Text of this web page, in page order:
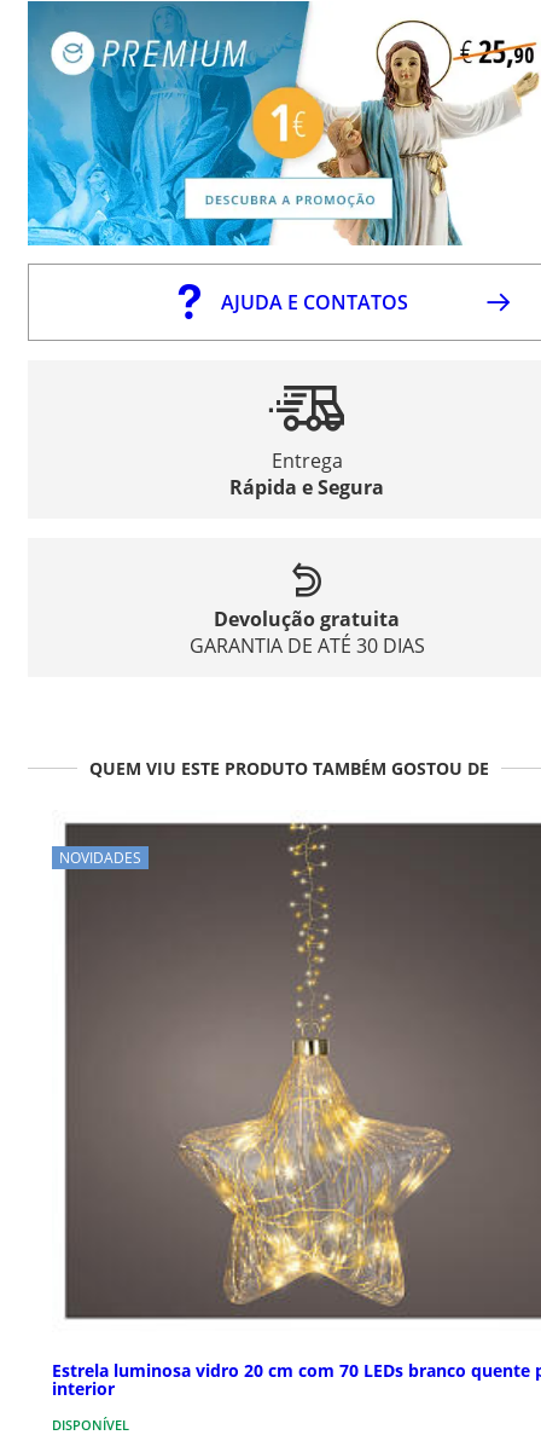
AJUDA E CONTATOS
Entrega
Rápida e Segura
Devolução gratuita
GARANTIA DE ATÉ 30 DIAS
QUEM VIU ESTE PRODUTO TAMBÉM GOSTOU DE
NOVIDADES
Estrela luminosa vidro 20 cm com 70 LEDs branco quente
interior
DISPONÍVEL